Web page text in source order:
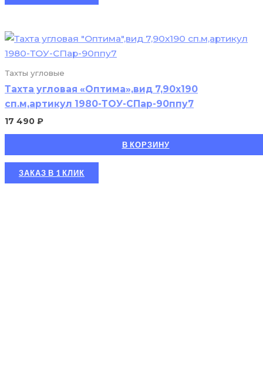
Тахты угловые
Тахта угловая «Оптима»,вид 7,90х190
сп.м,артикул 1980-ТОУ-СПар-90ппу7
17 490 ₽
В КОРЗИНУ
ЗАКАЗ В 1 КЛИК